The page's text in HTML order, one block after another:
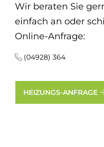
Wir beraten Sie
einfach an oder
Online-Anfrage:
(04928) 364
HEIZUNGS-ANFRAGE